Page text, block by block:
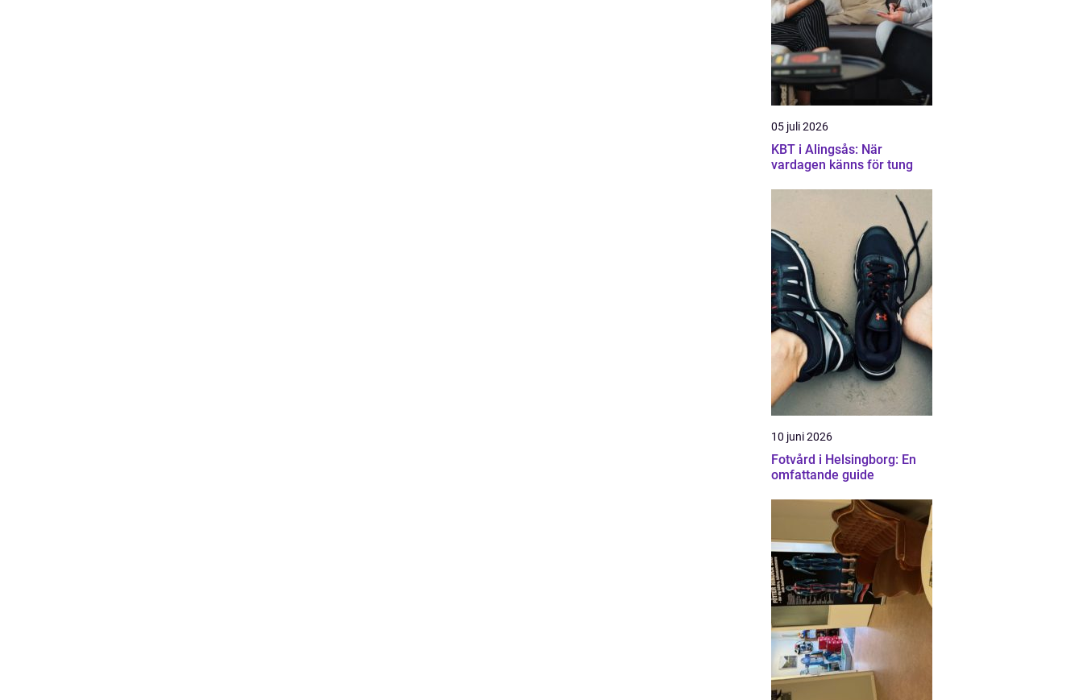
05 juli 2026
KBT i Alingsås: När
vardagen känns för tung
10 juni 2026
Fotvård i Helsingborg: En
omfattande guide